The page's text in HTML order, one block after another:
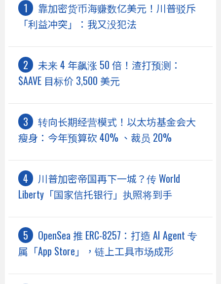
靠加密货币海赚数亿美元！川普驳斥
「利益冲突」：我又没犯法
未来 4 年飙涨 50 倍！渣打预测：
$AAVE 目标价 3,500 美元
转向长期经营模式！以太坊基金会大
瘦身：今年预算砍 40% 、裁员 20%
川普加密帝国再下一城？传 World
Liberty「国家信托银行」执照将到手
OpenSea 推 ERC-8257：打造 AI Agent 专
属「App Store」，链上工具市场成形